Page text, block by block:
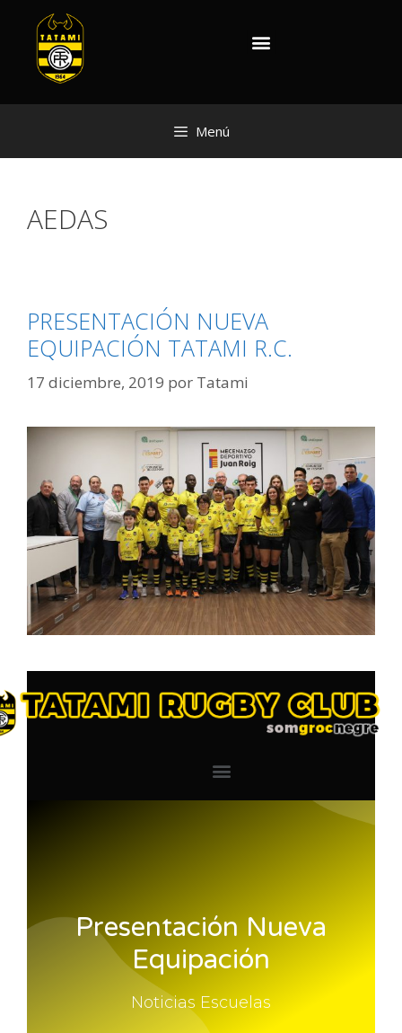
Menú
AEDAS
PRESENTACIÓN NUEVA
EQUIPACIÓN TATAMI R.C.
17 diciembre, 2019 por Tatami
Presentación Nueva
Equipación
Noticias Escuelas